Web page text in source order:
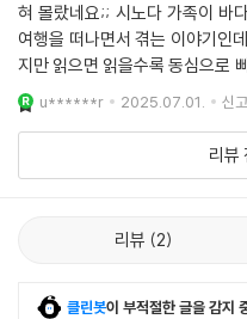
차오르는 밀물처럼 밀려오는 파
무사히 집으로 돌아갈 수 있을까
손님들은 무슨 사연이 있는지 추
게 될 것이다.
오랜 시간 사랑을 받아온 화제의
베스트셀러 작가가 쓴 베스트 시
고단샤 그림책상, 노마 아동문예
게 되었다. 2003년부터 현재까
혀 몰랐네요;; 시노다 가족이 바
여행을 떠나면서 겪는 이야기인
지만 읽으면 읽을수록 동심으로
야기가 기대됩니다.
u******r 2025.07.01. 신고
리뷰
리뷰 2
클린봇이 부적절한 글을 감지